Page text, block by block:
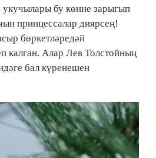
бу көнне зарыгып
принцессалар диярсең!
бөркетләредәй
калган. Алар Лев Толстойның
бал күренешен